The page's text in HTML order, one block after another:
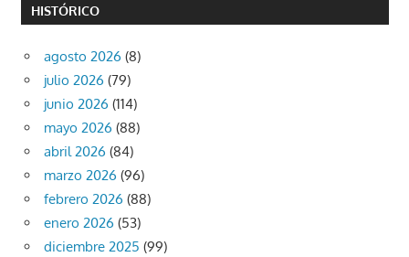
HISTÓRICO
agosto 2026 (8)
julio 2026 (79)
junio 2026 (114)
mayo 2026 (88)
abril 2026 (84)
marzo 2026 (96)
febrero 2026 (88)
enero 2026 (53)
diciembre 2025 (99)